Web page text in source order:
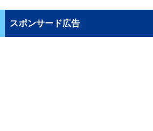
スポンサード広告